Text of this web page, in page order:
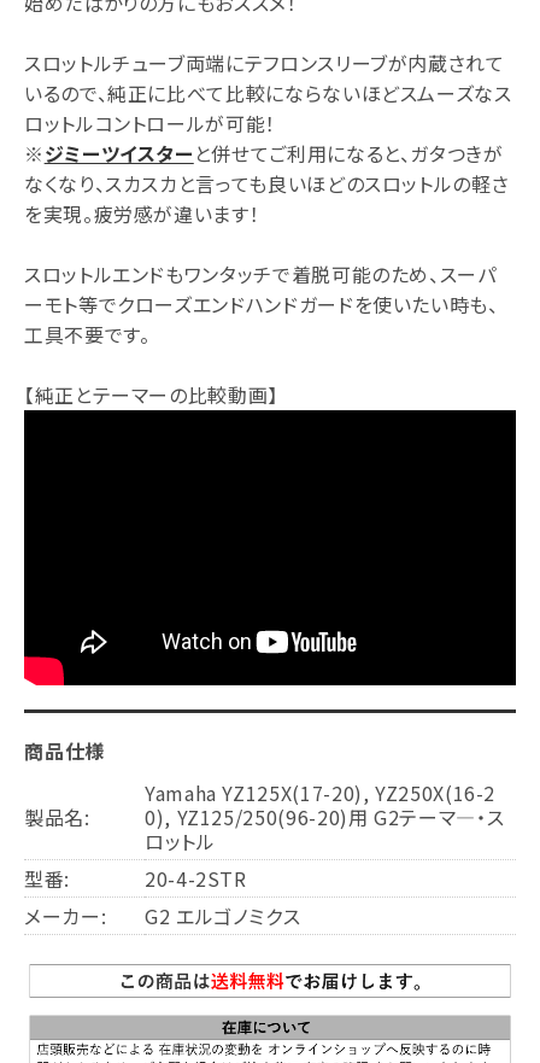
スロットルチューブ両端にテフロンスリーブが内蔵されて
いるので、純正に比べて比較にならないほどスムーズなス
ロットルコントロールが可能！
※ジミーツイスター と併せてご利用になると、ガタつきが
なくなり、スカスカと言っても良いほどのスロットルの軽さ
を実現。疲労感が違います！
スロットルエンドもワンタッチで着脱可能のため、スーパ
ーモト等でクローズエンドハンドガードを使いたい時も、
工具不要です。
【純正とテーマーの比較動画】
商品仕様
製品名:
Yamaha YZ125X(17-20), YZ250X(16-2
0), YZ125/250(96-20)用 G2テーマ―・ス
ロットル
型番:
20-4-2STR
メーカー:
G2 エルゴノミクス